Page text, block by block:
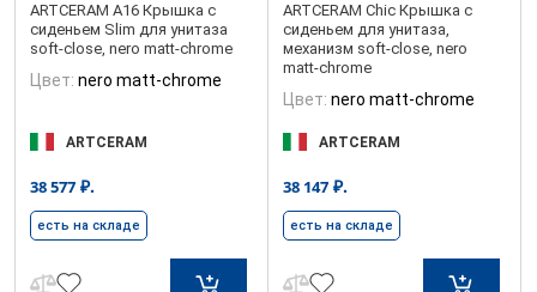
ARTCERAM A16 Крышка с
сиденьем Slim для унитаза
soft-close, nero matt-chrome
Цвет: nero matt-chrome
ARTCERAM
38 577 ₽.
есть на складе
ARTCERAM Chic Крышка с
сиденьем для унитаза,
механизм soft-close, nero
matt-chrome
Цвет: nero matt-chrome
ARTCERAM
38 147 ₽.
есть на складе